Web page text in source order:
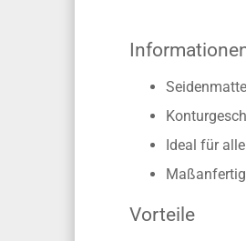
Ideal für
Vorteile